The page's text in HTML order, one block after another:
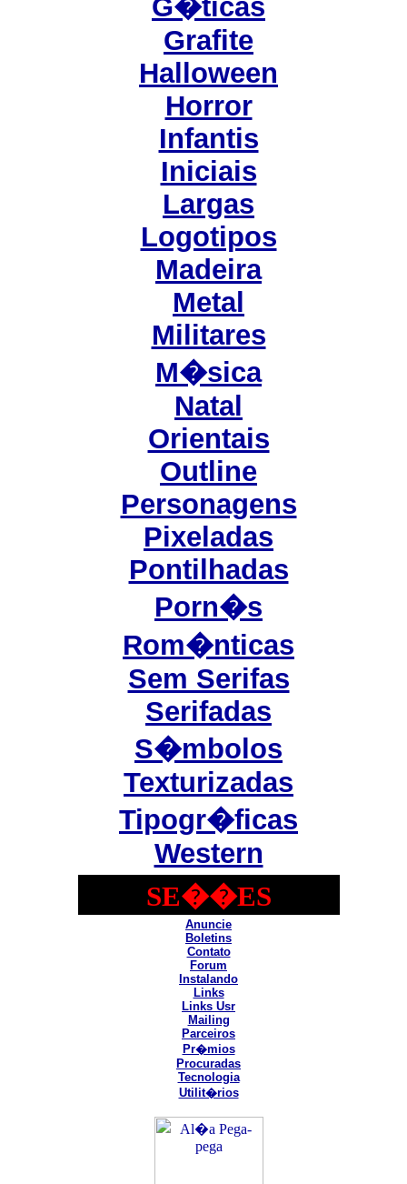
G�ticas
Grafite
Halloween
Horror
Infantis
Iniciais
Largas
Logotipos
Madeira
Metal
Militares
M�sica
Natal
Orientais
Outline
Personagens
Pixeladas
Pontilhadas
Porn�s
Rom�nticas
Sem Serifas
Serifadas
S�mbolos
Texturizadas
Tipogr�ficas
Western
SE��ES
Anuncie
Boletins
Contato
Forum
Instalando
Links
Links Usr
Mailing
Parceiros
Pr�mios
Procuradas
Tecnologia
Utilit�rios